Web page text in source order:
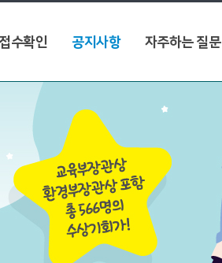
접수확인 공지사항 자주하는 질문